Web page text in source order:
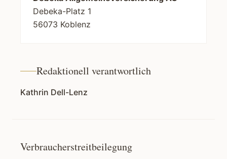
Debeka-Platz 1
56073 Koblenz
Redaktionell verantwortlich
Kathrin Dell-Lenz
Verbraucherstreitbeilegung